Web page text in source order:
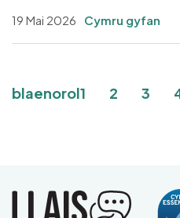
19 Mai 2026 Cymru gyfan
Pagination
blaenorolTudalen
1 Tudalen
2 3